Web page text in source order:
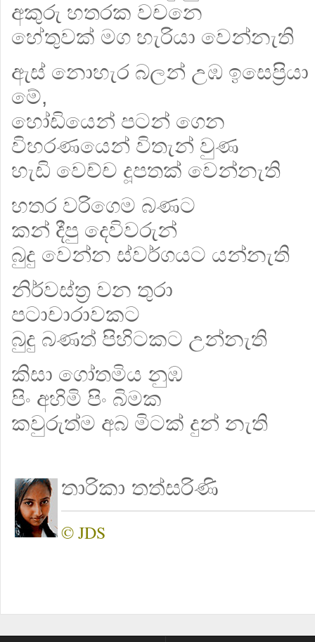
අකුරු හතරක වචනෙ
හේතුවක් මග හැරියා වෙන්නැති
ඇස් නොහැර බලන් උඹ ඉසෙප්‍රියා
මේ,
හෝඩියෙන් පටන් ගෙන
විහරණයෙන් විතැන් වුණ
හැඩි වෙච්ච දූපතක් වෙන්නැති
හතර වරිගෙම බණට
කන් දීපු දෙවිවරුන්
බුදු වෙන්න ස්වර්ගයට යන්නැති
නිර්වස්ත්‍ර වන තුරා
පටාචාරාවකට
බුදු බණත් පිහිටකට උන්නැති
කිසා ගෝතමිය නුඹ
පිං අහිමි පිං බිමක
කවුරුත‍්ම අබ මිටක් දුන් නැති
තාරිකා තත්සරිණි
© JDS